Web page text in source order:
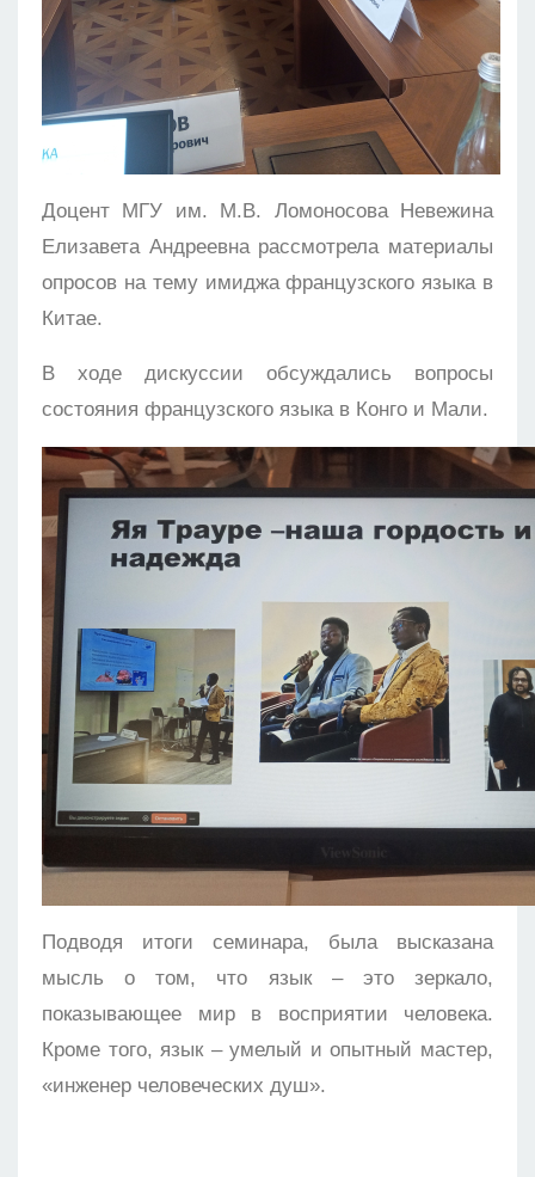
Доцент МГУ им. М.В. Ломоносова Невежина
Елизавета Андреевна рассмотрела материалы
опросов на тему имиджа французского языка в
Китае.
В ходе дискуссии обсуждались вопросы
состояния французского языка в Конго и Мали.
Подводя итоги семинара, была высказана
мысль о том, что язык – это зеркало,
показывающее мир в восприятии человека.
Кроме того, язык – умелый и опытный мастер,
«инженер человеческих душ».